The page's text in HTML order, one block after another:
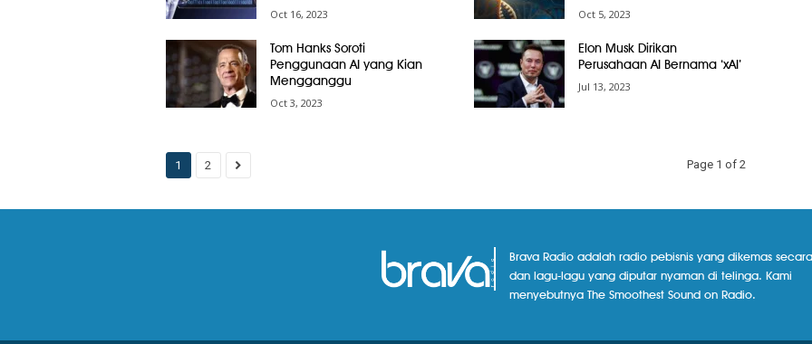
Oct 16, 2023 Oct 5, 2023
Tom Hanks Soroti
Penggunaan AI yang Kian
Mengganggu
Oct 3, 2023
Elon Musk Dirikan
Perusahaan AI Bernama ‘xAI’
Jul 13, 2023
1 2 Page 1 of 2
Brava Radio adalah radio pebisnis yang dikemas
dan lagu-lagu yang diputar nyaman di telinga. Kami
menyebutnya The Smoothest Sound on Radio.